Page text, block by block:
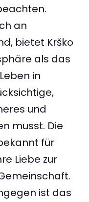
an
bietet Krško
als das
in
und
musst. Die
für
Liebe zur
ist das